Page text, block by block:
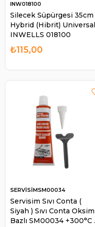
Silecek Süpürgesi 35cm
Hybrid (Hibrit)
INWELLS 018100
INW018100
₺115,00
Servisim Sıvı Conta (
Siyah ) Sıvı Conta Oksim
Bazlı SM00034 +300°C
SERVİSİMSM00034